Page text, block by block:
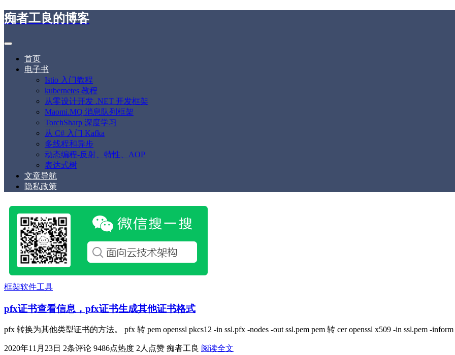
痴者工良的博客
首页
电子书
Istio 入门教程
kubernetes 教程
从零设计开发 .NET 开发框架
Maomi.MQ 消息队列框架
TorchSharp 深度学习
从 C# 入门 Kafka
多线程和异步
动态编程-反射、特性、AOP
表达式树
文章导航
隐私政策
框架软件工具
pfx证书查看信息，pfx证书生成其他证书格式
pfx 转换为其他类型证书的方法。 pfx 转 pem openssl pkcs12 -in ssl.pfx -nodes -out ssl.pem pem 转 cer openssl x509 -in ssl.pem -
2020年11月23日 2条评论 9486点热度 2人点赞 痴者工良 阅读全文